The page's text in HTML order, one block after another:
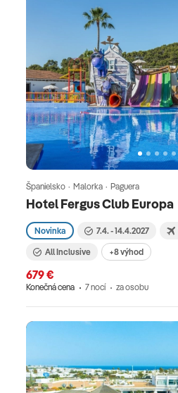
Hotel Fergus Club Europa
Španielsko · Malorka · Paguera
Novinka 7.4. - 14.4.2027
All Inclusive +8 výhod
679 €
Konečná cena 7 nocí za osobu